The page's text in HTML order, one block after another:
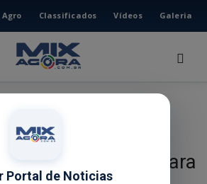
Agro Classificados Vídeos Galeria
Portal de Noticias
apresenta boa
em UTI e vai para